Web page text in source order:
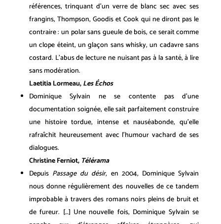
références, trinquant d’un verre de blanc sec avec ses
frangins, Thompson, Goodis et Cook qui ne diront pas le
contraire : un polar sans gueule de bois, ce serait comme
un clope éteint, un glaçon sans whisky, un cadavre sans
costard. L’abus de lecture ne nuisant pas à la santé, à lire
sans modération.
Laetitia Lormeau,Les Échos
Dominique Sylvain ne se contente pas d’une
documentation soignée, elle sait parfaitement construire
une histoire tordue, intense et nauséabonde, qu’elle
rafraîchit heureusement avec l’humour vachard de ses
dialogues.
Christine Ferniot, Télérama
Depuis Passage du désir, en 2004, Dominique Sylvain
nous donne régulièrement des nouvelles de ce tandem
improbable à travers des romans noirs pleins de bruit et
de fureur. […] Une nouvelle fois, Dominique Sylvain se